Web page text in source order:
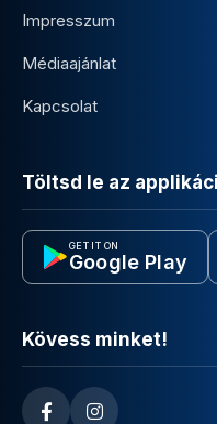
Impresszum
Médiaajánlat
Kapcsolat
Töltsd le az
GET IT ON
Google Play
Kövess minket!